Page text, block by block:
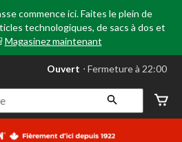
commence ici. Faites le plein de
technologiques, de sacs à dos et
Magasinez maintenant
votre
préféré
Leduc,
AB,
courament
Ouvert ⋅ Fermeture à 22:00